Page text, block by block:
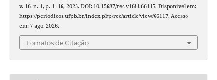
v. 16, n. 1, p. 1–16, 2023. DOI: 10.15687/rec.v16i1.66117. Disponível em:
https://periodicos.ufpb.br/index.php/rec/article/view/66117. Acesso
em: 7 ago. 2026.
Fomatos de Citação